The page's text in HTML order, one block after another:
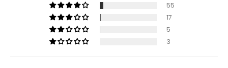
55
17
5
3